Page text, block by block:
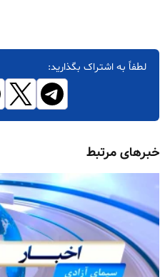
لطفاً به اشتراک بگذارید:
خبرهای مرتبط